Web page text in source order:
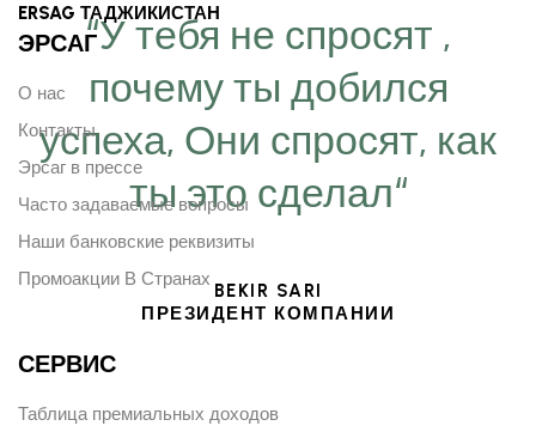
“У тебя не спросят ,
почему ты добился
успеха, Они спросят, как
ты это сделал“
BEKIR SARI
ПРЕЗИДЕНТ КОМПАНИИ
ERSAG ТАДЖИКИСТАН
ЭРСАГ
О нас
Контакты
Эрсаг в прессе
Часто задаваемые вопросы
Наши банковские реквизиты
Промоакции В Странах
СЕРВИС
Таблица премиальных доходов